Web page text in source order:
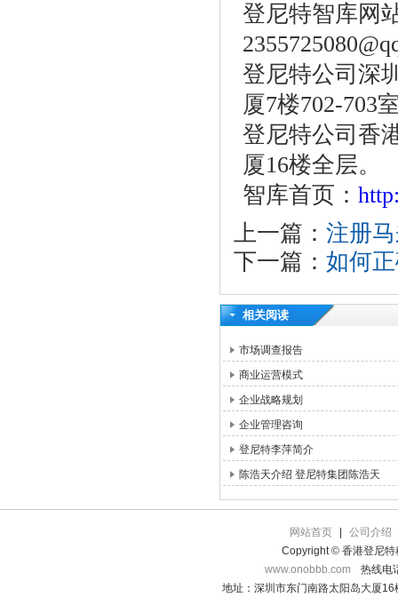
登尼特智库网
登尼特公司深
厦7楼702-703
登尼特公司香
厦16楼全层。
智库首页：
上一篇： 注册
下一篇： 如何
相关阅读
市场调查报告
商业运营模式
企业战略规划
企业管理咨询
登尼特李萍简介
陈浩天介绍 登尼特集团陈浩天
网站首页
公司介绍
Copyright © 香港登尼特
www.onobbb.com
热线电
地址：深圳市东门南路太阳岛大厦